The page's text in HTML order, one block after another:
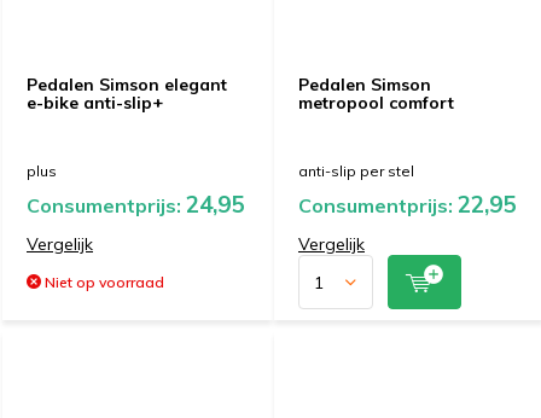
Pedalen Simson elegant
e-bike anti-slip+
plus
Consumentprijs: 24,95
Vergelijk
Niet op voorraad
Pedalen Simson
metropool comfort
anti-slip per stel
Consumentprijs: 22,95
Vergelijk